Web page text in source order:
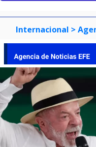
Internacional >